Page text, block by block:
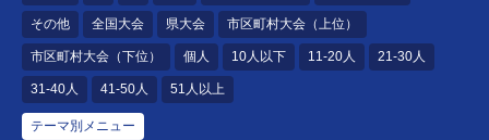
その他 全国大会 県大会 市区町村大会（上位）
市区町村大会（下位） 個人 10人以下 11-20人 21-30人
31-40人 41-50人 51人以上
テーマ別メニュー